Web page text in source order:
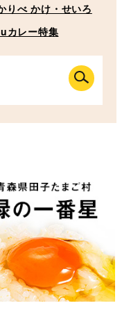
りべ かけ・せいろ
カレー特集